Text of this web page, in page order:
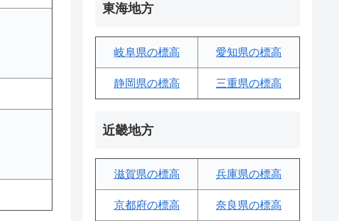
東海地方
岐阜県の標高 愛知県の標高
静岡県の標高 三重県の標高
近畿地方
滋賀県の標高 兵庫県の標高
京都府の標高 奈良県の標高